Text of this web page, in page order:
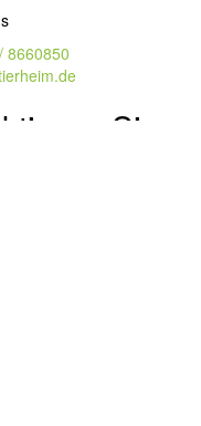
8660850
Sie uns